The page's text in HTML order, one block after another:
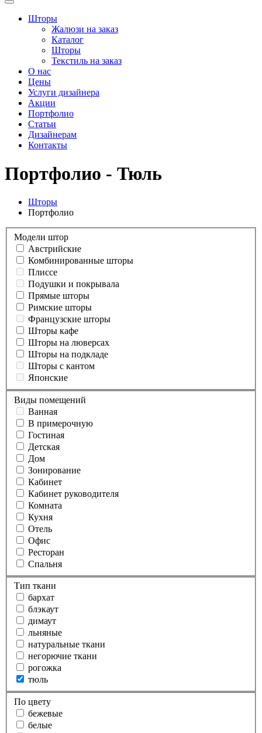
Шторы
Жалюзи на заказ
Каталог
Шторы
Текстиль на заказ
О нас
Цены
Услуги дизайнера
Акции
Портфолио
Статьи
Дизайнерам
Контакты
Портфолио - Тюль
Шторы
Портфолио
Модели штор
Австрийские
Комбинированные шторы
Плиссе
Подушки и покрывала
Прямые шторы
Римские шторы
Французские шторы
Шторы кафе
Шторы на люверсах
Шторы на подкладе
Шторы с кантом
Японские
Виды помещений
Ванная
В примерочную
Гостиная
Детская
Дом
Зонирование
Кабинет
Кабинет руководителя
Комната
Кухня
Отель
Офис
Ресторан
Спальня
Тип ткани
бархат
блэкаут
димаут
льняные
натуральные ткани
негорючие ткани
рогожка
тюль
По цвету
бежевые
белые